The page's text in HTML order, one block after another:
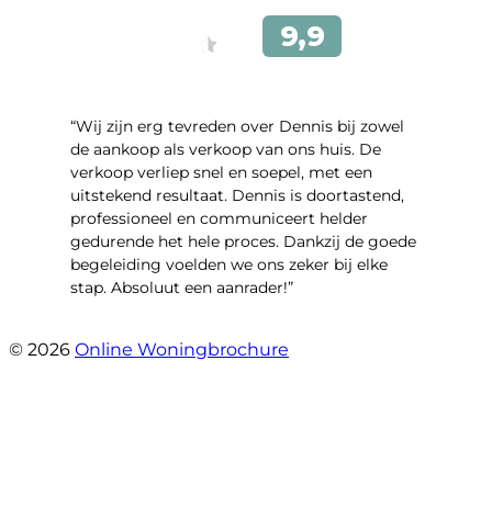
“Wij zijn erg tevreden over Dennis bij zowel
de aankoop als verkoop van ons huis. De
verkoop verliep snel en soepel, met een
uitstekend resultaat. Dennis is doortastend,
professioneel en communiceert helder
gedurende het hele proces. Dankzij de goede
begeleiding voelden we ons zeker bij elke
stap. Absoluut een aanrader!”
© 2026 Online Woningbrochure